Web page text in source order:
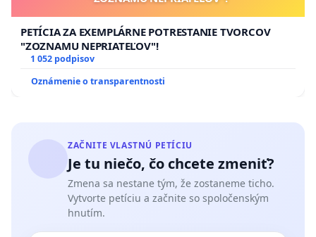
PETÍCIA ZA EXEMPLÁRNE POTRESTANIE TVORCOV
"ZOZNAMU NEPRIATEĽOV"!
1 052 podpisov
Oznámenie o transparentnosti
ZAČNITE VLASTNÚ PETÍCIU
Je tu niečo, čo chcete zmeniť?
Zmena sa nestane tým, že zostaneme ticho.
Vytvorte petíciu a začnite so spoločenským
hnutím.